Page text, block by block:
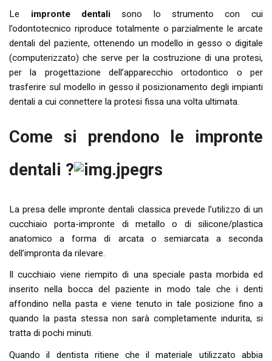
Le impronte dentalisono lo strumento con cui
l’odontotecnico riproduce totalmente o parzialmente le arcate
dentali del paziente, ottenendo un modello in gesso o digitale
(computerizzato) che serve per la costruzione di una protesi,
per la progettazione dell’apparecchio ortodontico o per
trasferire sul modello in gesso il posizionamento degli impianti
dentali a cui connettere la protesi fissa una volta ultimata.
Come si prendono le impronte
dentali ?
La presa delle impronte dentali classica prevede l’utilizzo di un
cucchiaio porta-impronte di metallo o di silicone/plastica
anatomico a forma di arcata o semiarcata a seconda
dell’impronta da rilevare.
Il cucchiaio viene riempito di una speciale pasta morbida ed
inserito nella bocca del paziente in modo tale che i denti
affondino nella pasta e viene tenuto in tale posizione fino a
quando la pasta stessa non sarà completamente indurita, si
tratta di pochi minuti.
Quando il dentista ritiene che il materiale utilizzato abbia